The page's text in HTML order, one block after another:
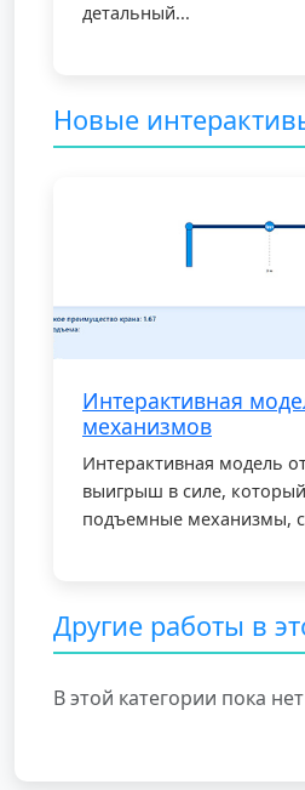
детальный...
Новые
Интерактивная
механизмов
Интерактивная модель
выигрыш в силе,
подъемные механизмы,
Другие работы в
В этой категории пока